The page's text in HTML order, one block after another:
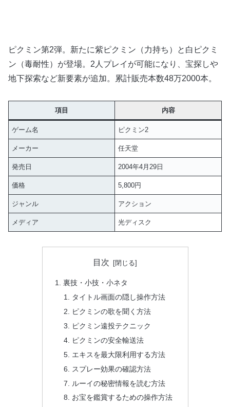
ピクミン第2弾。新たに紫ピクミン（力持ち）と白ピクミ
ン（毒耐性）が登場。2人プレイが可能になり、宝探しや
地下探索など新要素が追加。累計販売本数48万2000本。
項目 内容
ゲーム名 ピクミン2
メーカー 任天堂
発売日 2004年4月29日
価格 5,800円
ジャンル アクション
メディア 光ディスク
目次
裏技・小技・小ネタ
タイトル画面の隠し操作方法
ピクミンの歌を聞く方法
ピクミン遠投テクニック
ピクミンの安全輸送法
エキスを最大限利用する方法
スプレー効果の確認方法
ルーイの秘密情報を読む方法
お宝を鑑賞するための操作方法